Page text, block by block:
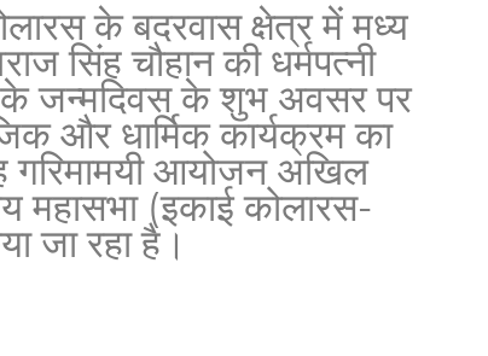
के बदरवास क्षेत्र मेंमध्य
सिंह चौहान की धर्मपत्नी
के जन्मदिवस के शुभ अवसर पर
और धार्मिक कार्यक्रम का
गरिमामयी आयोजन अखिल
महासभा (इकाई कोलारस-
जा रहा है।